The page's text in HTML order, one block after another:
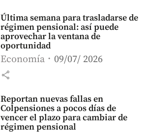
Última semana para trasladarse de
régimen pensional: así puede
aprovechar la ventana de
oportunidad
Economía 09/07/ 2026
share
Reportan nuevas fallas en
Colpensiones a pocos días de
vencer el plazo para cambiar de
régimen pensional